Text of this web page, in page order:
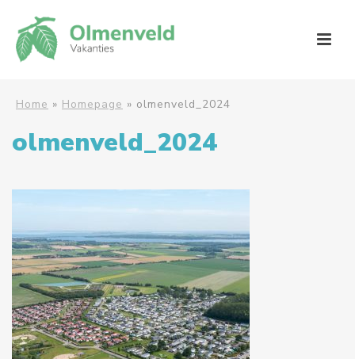
Home » Homepage » olmenveld_2024
olmenveld_2024